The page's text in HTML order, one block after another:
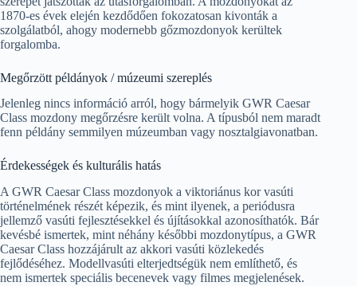
1870-es évek elején kezdődően fokozatosan kivonták a
szolgálatból, ahogy modernebb gőzmozdonyok kerültek
forgalomba.
Megőrzött példányok / múzeumi szereplés
Jelenleg nincs információ arról, hogy bármelyik GWR Caesar
Class mozdony megőrzésre került volna. A típusból nem maradt
fenn példány semmilyen múzeumban vagy nosztalgiavonatban.
Érdekességek és kulturális hatás
A GWR Caesar Class mozdonyok a viktoriánus kor vasúti
történelmének részét képezik, és mint ilyenek, a periódusra
jellemző vasúti fejlesztésekkel és újításokkal azonosíthatók. Bár
kevésbé ismertek, mint néhány későbbi mozdonytípus, a GWR
Caesar Class hozzájárult az akkori vasúti közlekedés
fejlődéséhez. Modellvasúti elterjedtségük nem említhető, és
nem ismertek speciális becenevek vagy filmes megjelenések.